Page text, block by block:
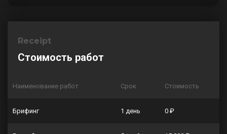
Receipt
Стоимость работ
Наименование работ Срок Стоимость
Брифинг 1 день 0 ₽